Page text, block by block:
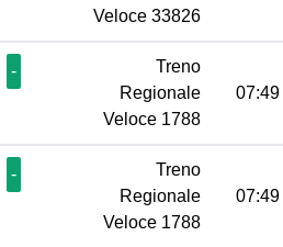
Veloce 33826
-
Treno
Regionale
Veloce 1788
07:49
-
Treno
Regionale
Veloce 1788
07:49